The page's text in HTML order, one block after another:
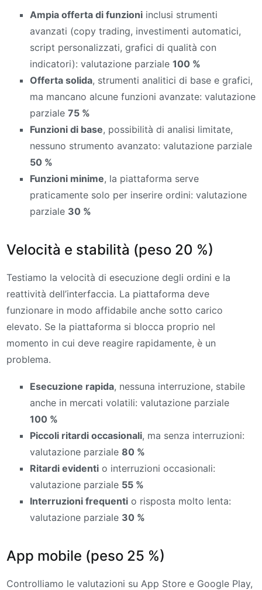
Ampia offerta di funzioni inclusi strumenti
avanzati (copy trading, investimenti automatici,
script personalizzati, grafici di qualità con
indicatori): valutazione parziale 100 %
Offerta solida, strumenti analitici di base e grafici,
ma mancano alcune funzioni avanzate: valutazione
parziale 75 %
Funzioni di base, possibilità di analisi limitate,
nessuno strumento avanzato: valutazione parziale
50 %
Funzioni minime, la piattaforma serve
praticamente solo per inserire ordini: valutazione
parziale 30 %
Velocità e stabilità (peso 20 %)
Testiamo la velocità di esecuzione degli ordini e la
reattività dell’interfaccia. La piattaforma deve
funzionare in modo affidabile anche sotto carico
elevato. Se la piattaforma si blocca proprio nel
momento in cui deve reagire rapidamente, è un
problema.
Esecuzione rapida, nessuna interruzione, stabile
anche in mercati volatili: valutazione parziale
100 %
Piccoli ritardi occasionali, ma senza interruzioni:
valutazione parziale 80 %
Ritardi evidenti o interruzioni occasionali:
valutazione parziale 55 %
Interruzioni frequenti o risposta molto lenta:
valutazione parziale 30 %
App mobile (peso 25 %)
Controlliamo le valutazioni su App Store e Google Play,